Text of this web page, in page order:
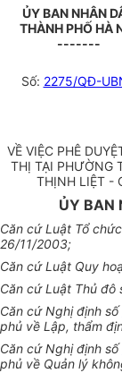
ỦY BAN NHÂN
THÀNH PHỐ HÀ
-------
Số: 2275/QĐ-
VỀ VIỆC PHÊ
THỊ TẠI PHƯỜNG
THỊNH LIỆT -
ỦY BAN
Căn cứ Luật Tổ
26/11/2003;
Căn cứ Luật Quy
Căn cứ Luật Thủ đô
Căn cứ Nghị định số
phủ về Lập, thẩm
Căn cứ Nghị định số
phủ về Quản lý